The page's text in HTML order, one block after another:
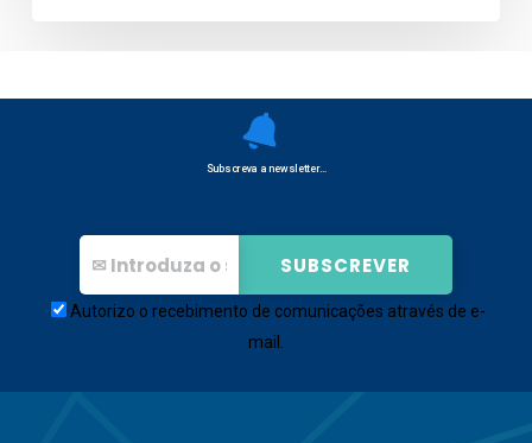
Subscreva a newsletter…
Autorizo o recebimento de comunicações através de e-
mail.